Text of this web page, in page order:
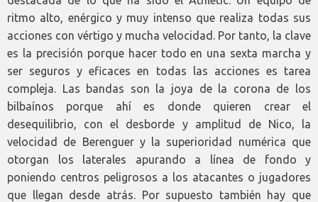
ritmo alto, enérgico y muy intenso que realiza todas sus
acciones con vértigo y mucha velocidad. Por tanto, la clave
es la precisión porque hacer todo en una sexta marcha y
ser seguros y eficaces en todas las acciones es tarea
compleja. Las bandas son la joya de la corona de los
bilbaínos porque ahí es donde quieren crear el
desequilibrio, con el desborde y amplitud de Nico, la
velocidad de Berenguer y la superioridad numérica que
otorgan los laterales apurando a línea de fondo y
poniendo centros peligrosos a los atacantes o jugadores
que llegan desde atrás. Por supuesto también hay que